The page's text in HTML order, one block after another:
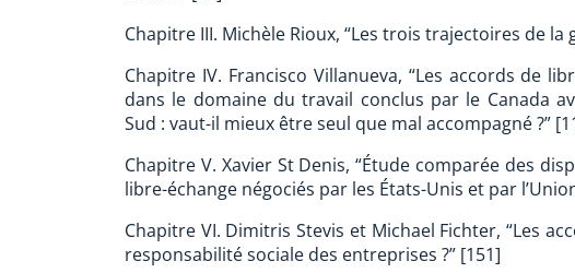
Chapitre III. Michèle Rioux, “Les trois trajectoires de
Chapitre IV. Francisco Villanueva, “Les accords de
dans le domaine du travail conclus par le Canada
Sud : vaut-il mieux être seul que mal accompagné ?”
Chapitre V. Xavier St Denis, “Étude comparée des
libre-échange négociés par les États-Unis et par
Chapitre VI. Dimitris Stevis et Michael Fichter, “Les
responsabilité sociale des entreprises ?” [151]